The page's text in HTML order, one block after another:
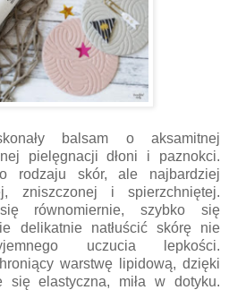
balsam o aksamitnej
pielęgnacji dłoni i paznokci.
rodzaju skór, ale najbardziej
zniszczonej i spierzchniętej.
równomiernie, szybko się
delikatnie natłuścić skórę nie
uczucia lepkości.
warstwę lipidową, dzięki
się elastyczna, miła w dotyku.